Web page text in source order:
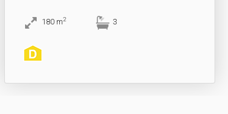
180 m2 3